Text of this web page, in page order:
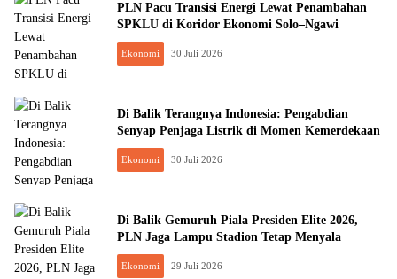
PLN Pacu Transisi Energi Lewat Penambahan
SPKLU di Koridor Ekonomi Solo–Ngawi
Ekonomi 30 Juli 2026
Di Balik Terangnya Indonesia: Pengabdian
Senyap Penjaga Listrik di Momen Kemerdekaan
Ekonomi 30 Juli 2026
Di Balik Gemuruh Piala Presiden Elite 2026,
PLN Jaga Lampu Stadion Tetap Menyala
Ekonomi 29 Juli 2026